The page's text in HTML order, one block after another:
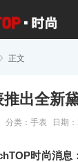
正文
推出全新
分类： 手表 日期
时尚消息：